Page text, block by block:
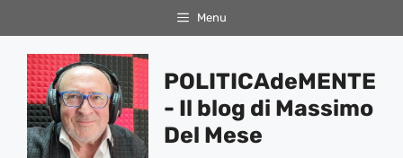
al
contenuto
Menu
POLITICAdeMENTE
- Il blog di Massimo
Del Mese